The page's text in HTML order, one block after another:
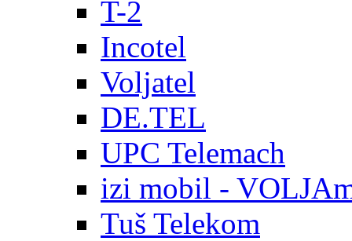
T-2
Incotel
Voljatel
DE.TEL
UPC Telemach
izi mobil -
Tuš Telekom